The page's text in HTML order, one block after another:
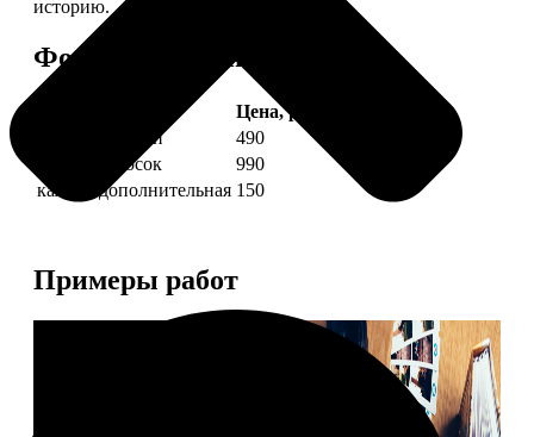
историю.
Форматы и цены
Цена, руб.
4 фото полоски
490
8 фото полосок
990
каждая дополнительная 150
Примеры работ